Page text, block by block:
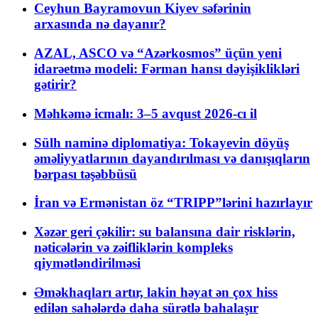
Ceyhun Bayramovun Kiyev səfərinin
arxasında nə dayanır?
AZAL, ASCO və “Azərkosmos” üçün yeni
idarəetmə modeli: Fərman hansı dəyişiklikləri
gətirir?
Məhkəmə icmalı: 3–5 avqust 2026-cı il
Sülh naminə diplomatiya: Tokayevin döyüş
əməliyyatlarının dayandırılması və danışıqların
bərpası təşəbbüsü
İran və Ermənistan öz “TRIPP”lərini hazırlayır
Xəzər geri çəkilir: su balansına dair risklərin,
nəticələrin və zəifliklərin kompleks
qiymətləndirilməsi
Əməkhaqları artır, lakin həyat ən çox hiss
edilən sahələrdə daha sürətlə bahalaşır